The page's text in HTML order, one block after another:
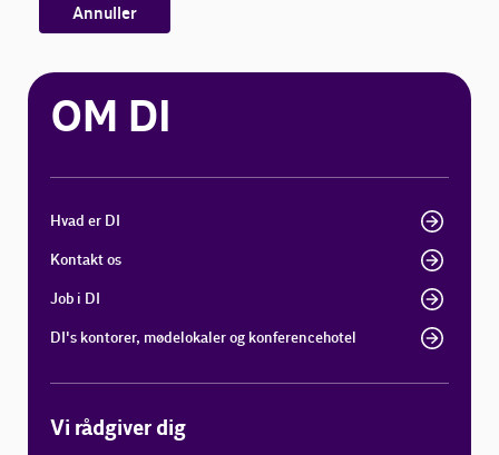
Annuller
OM DI
Hvad er DI
Kontakt os
Job i DI
DI's kontorer, mødelokaler og konferencehotel
Vi rådgiver dig